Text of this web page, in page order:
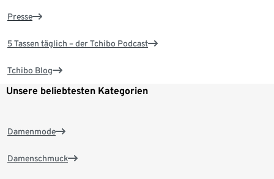
Presse
5 Tassen täglich – der Tchibo Podcast
Tchibo Blog
Unsere beliebtesten Kategorien
Damenmode
Damenschmuck